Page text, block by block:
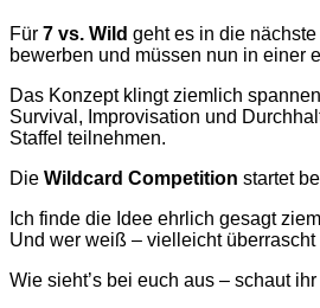
Für 7 vs. Wild geht es in die
bewerben und müssen nun in einer
Das Konzept klingt ziemlich
Survival, Improvisation und
Staffel teilnehmen.
Die Wildcard Competition startet
Ich finde die Idee ehrlich gesagt
Und wer weiß – vielleicht
Wie sieht’s bei euch aus – schaut